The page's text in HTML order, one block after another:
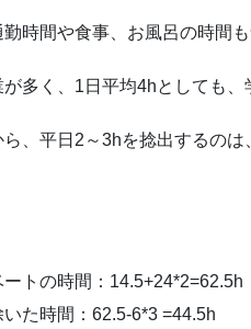
勤時間や食事、お風呂の時間
多く、1日平均4hとしても、
ら、平日2～3hを捻出するのは
ートの時間：14.5+24*2=62.5h
いた時間：62.5-6*3 =44.5h